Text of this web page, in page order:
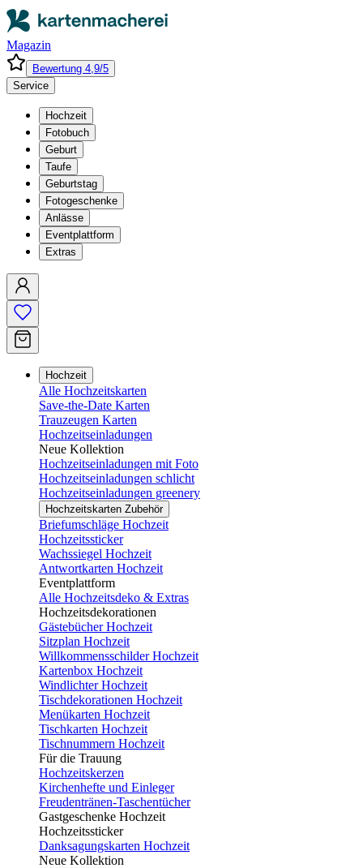
Magazin
Bewertung 4,9/5
Service
Hochzeit
Fotobuch
Geburt
Taufe
Geburtstag
Fotogeschenke
Anlässe
Eventplattform
Extras
Hochzeit
Alle Hochzeitskarten
Save-the-Date Karten
Trauzeugen Karten
Hochzeitseinladungen
Neue Kollektion
Hochzeitseinladungen mit Foto
Hochzeitseinladungen schlicht
Hochzeitseinladungen greenery
Hochzeitskarten Zubehör
Briefumschläge Hochzeit
Hochzeitssticker
Wachssiegel Hochzeit
Antwortkarten Hochzeit
Eventplattform
Alle Hochzeitsdeko & Extras
Hochzeitsdekorationen
Gästebücher Hochzeit
Sitzplan Hochzeit
Willkommensschilder Hochzeit
Kartenbox Hochzeit
Windlichter Hochzeit
Tischdekorationen Hochzeit
Menükarten Hochzeit
Tischkarten Hochzeit
Tischnummern Hochzeit
Für die Trauung
Hochzeitskerzen
Kirchenhefte und Einleger
Freudentränen-Taschentücher
Gastgeschenke Hochzeit
Hochzeitssticker
Danksagungskarten Hochzeit
Neue Kollektion